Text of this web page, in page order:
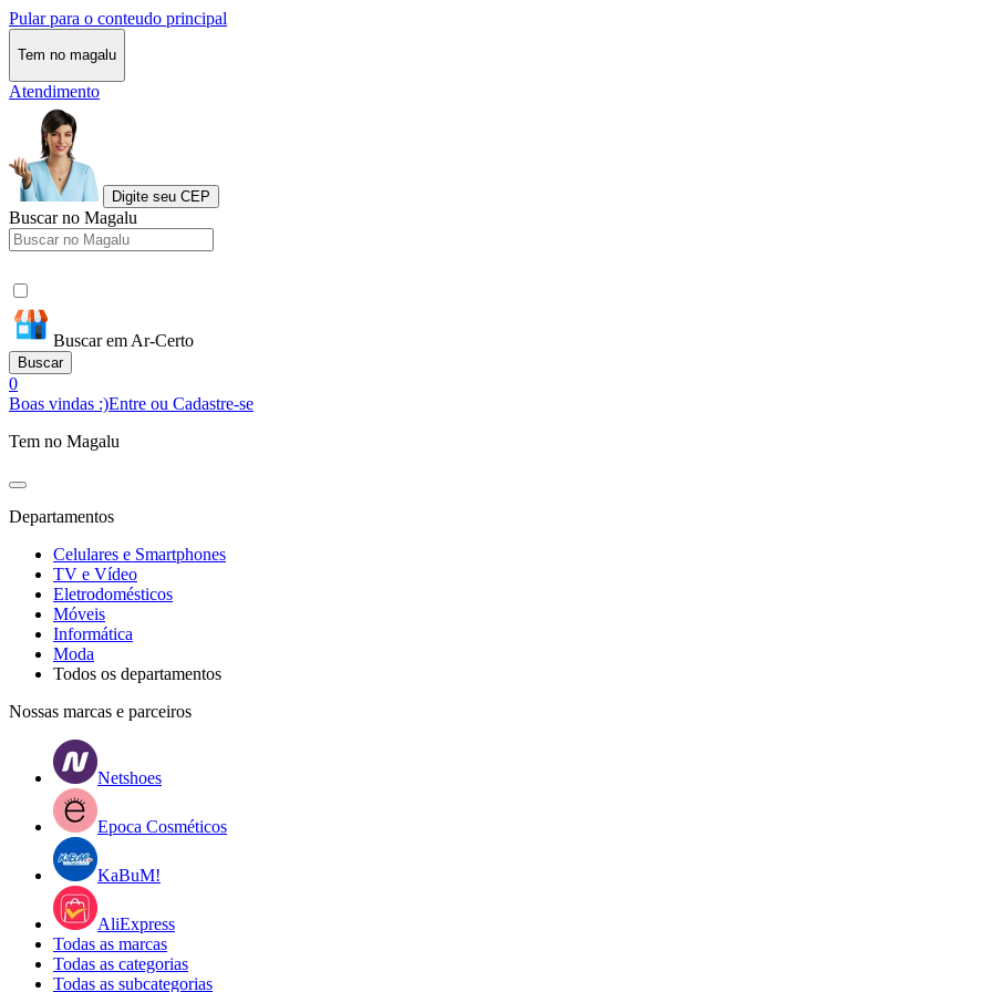
Pular para o conteudo principal
Tem no magalu
Atendimento
Digite seu CEP
Buscar no Magalu
Buscar em Ar-Certo
Buscar
0
Boas vindas :)Entre ou Cadastre-se
Tem no Magalu
Departamentos
Celulares e Smartphones
TV e Vídeo
Eletrodomésticos
Móveis
Informática
Moda
Todos os departamentos
Nossas marcas e parceiros
Netshoes
Epoca Cosméticos
KaBuM!
AliExpress
Todas as marcas
Todas as categorias
Todas as subcategorias